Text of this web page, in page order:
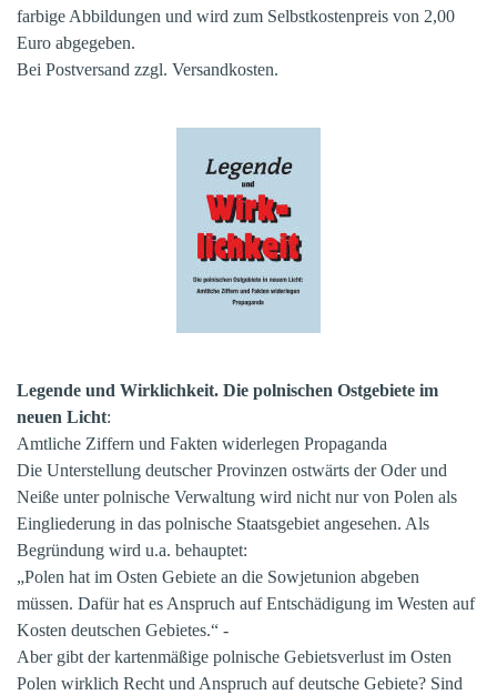
farbige Abbildungen und wird zum Selbstkostenpreis von 2,00
Euro abgegeben.
Bei Postversand zzgl. Versandkosten.
Legende und Wirklichkeit. Die polnischen Ostgebiete im
neuen Licht:
Amtliche Ziffern und Fakten widerlegen Propaganda
Die Unterstellung deutscher Provinzen ostwärts der Oder und
Neiße unter polnische Verwaltung wird nicht nur von Polen als
Eingliederung in das polnische Staatsgebiet angesehen. Als
Begründung wird u.a. behauptet:
„Polen hat im Osten Gebiete an die Sowjetunion abgeben
müssen. Dafür hat es Anspruch auf Entschädigung im Westen auf
Kosten deutschen Gebietes.“ -
Aber gibt der kartenmäßige polnische Gebietsverlust im Osten
Polen wirklich Recht und Anspruch auf deutsche Gebiete? Sind